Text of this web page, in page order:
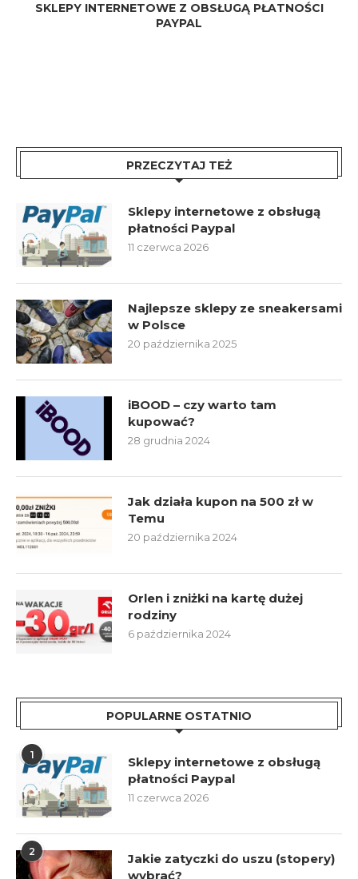
SKLEPY INTERNETOWE Z OBSŁUGĄ PŁATNOŚCI
PAYPAL
PRZECZYTAJ TEŻ
Sklepy internetowe z obsługą
płatności Paypal
11 czerwca 2026
Najlepsze sklepy ze sneakersami
w Polsce
20 października 2025
iBOOD – czy warto tam
kupować?
28 grudnia 2024
Jak działa kupon na 500 zł w
Temu
20 października 2024
Orlen i zniżki na kartę dużej
rodziny
6 października 2024
POPULARNE OSTATNIO
1
Sklepy internetowe z obsługą
płatności Paypal
11 czerwca 2026
2
Jakie zatyczki do uszu (stopery)
wybrać?